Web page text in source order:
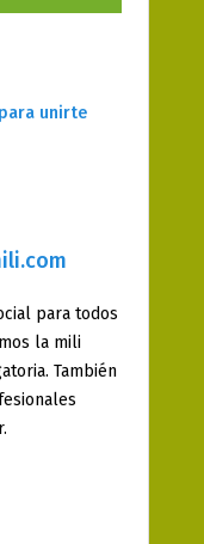
para todos
la mili
También
unirte